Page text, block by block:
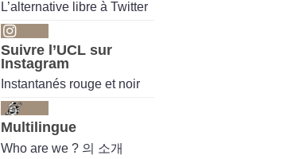
L’alternative libre à Twitter
Suivre l’UCL sur
Instagram
Instantanés rouge et noir
Multilingue
Who are we ? 의 소개